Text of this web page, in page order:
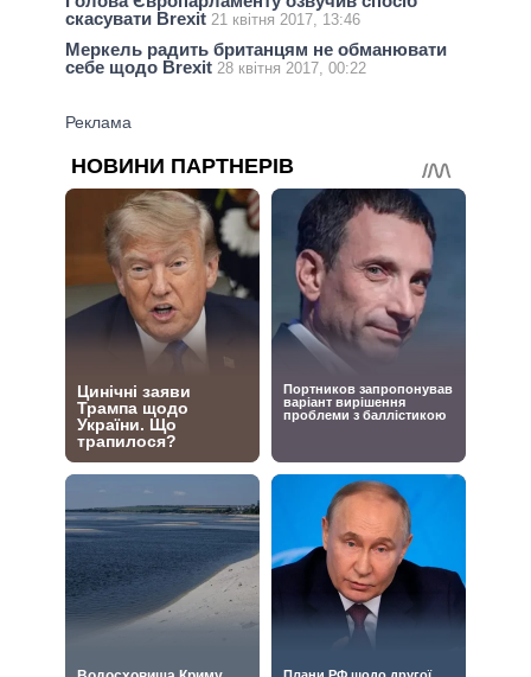
скасувати Brexit 21 квітня 2017, 13:46
Меркель радить британцям не обманювати
себе щодо Brexit 28 квітня 2017, 00:22